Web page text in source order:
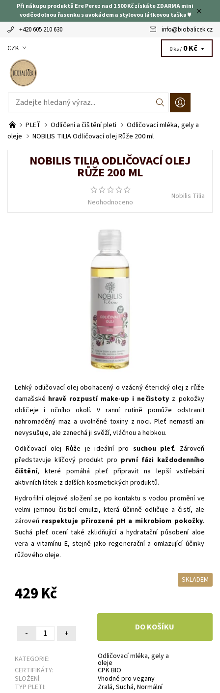
Při nákupu produktů Ere Perez nad 1 500 Kč získáte ZDARMA mini
voděodolnou řasenku s avokádem a stylovou látkovou tašku ♥
+420 605 210 630 info@biobalicek.cz
CZK 0 ks / 0 Kč
PLEŤ Odlíčení a čištění pleti
Odličovací mléka, gely a
oleje
NOBILIS TILIA Odličovací olej Růže 200 ml
NOBILIS TILIA ODLIČOVACÍ OLEJ
RŮŽE 200 ML
Neohodnoceno
Nobilis Tilia
Lehký odličovací olej obohacený o vzácný éterický olej z růže
damašské hravě rozpustí make-up i nečistoty z pokožky
obličeje i očního okolí. V ranní rutině pomůže odstranit
nahromaděný maz a uvolněné toxiny z noci. Pleť nemastí ani
nevysušuje, ale zanechá ji svěží, vláčnou a hebkou.
Odličovací olej Růže je ideální pro suchou pleť. Zároveň
představuje klíčový produkt pro první fázi každodenního
čištění, které pomáhá pleť připravit na lepší vstřebání
aktivních látek z dalších kosmetických produktů.
Hydrofilní olejové složení se po kontaktu s vodou promění ve
velmi jemnou čisticí emulzi, která účinně odličuje a čistí, ale
zároveň respektuje přirozené pH a mikrobiom pokožky.
Suchá pleť ocení také zklidňující a hydratační působení aloe
vera a vitamínu E, stejně jako regenerační a omlazující účinky
růžového oleje.
SKLADEM
429 Kč
- +
KATEGORIE: Odličovací mléka, gely a
oleje
CERTIFIKÁTY:
CPK BIO
SLOŽENÍ:
Vhodné pro vegany
TYP PLETI:
Zralá, Suchá, Normální